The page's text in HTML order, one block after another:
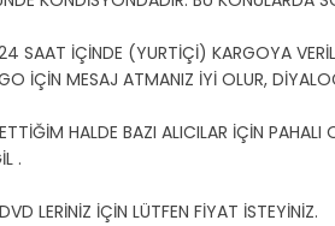
İÇİNDE (YURTİÇİ) KARGOYA
İÇİN MESAJ ATMANIZ İYİ OLUR,
HALDE BAZI ALICILAR İÇİN
.
LERİNİZ İÇİN LÜTFEN FİYAT İSTEYİNİZ.